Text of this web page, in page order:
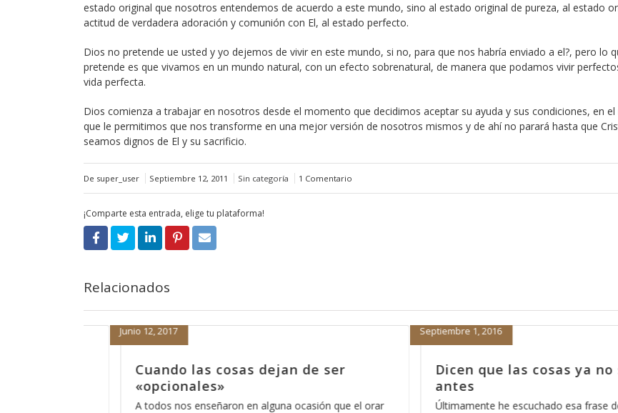
estado original que nosotros entendemos de acuerdo a este mundo, sino al estado original de pureza, al estado
actitud de verdadera adoración y comunión con El, al estado perfecto.
Dios no pretende ue usted y yo dejemos de vivir en este mundo, si no, para que nos habría enviado a el?, pero lo
pretende es que vivamos en un mundo natural, con un efecto sobrenatural, de manera que podamos vivir
vida perfecta.
Dios comienza a trabajar en nosotros desde el momento que decidimos aceptar su ayuda y sus condiciones, en
que le permitimos que nos transforme en una mejor versión de nosotros mismos y de ahí no parará hasta que
seamos dignos de El y su sacrificio.
De super_user Septiembre 12, 2011 Sin categoría 1 Comentario
¡Comparte esta entrada, elige tu plataforma!
Relacionados
Dicen que las cosas ya no son como
antes
Septiembre 1, 2016
Últimamente he escuchado esa frase de “las cosas ya
La mejor manera de
2014, parte 6
Enero 7, 2014
Una de las cosas que nos deben de